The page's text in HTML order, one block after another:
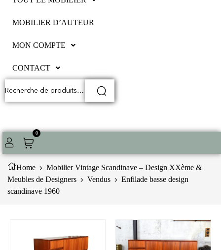
MOBILIER D’AUTEUR
MON COMPTE
CONTACT
0
Home
Mobilier Vintage Scandinave – Design XXème &
Meubles de Designers
Vendus
Enfilade basse design
scandinave 1960